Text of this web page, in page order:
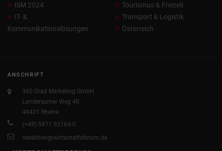
ISM 2024
IT- &
Kommunikationslösungen
Tourismus & Freizeit
Transport & Logistik
Österreich
ANSCHRIFT
360 Grad Marketing GmbH
Landersumer Weg 40
48431 Rheine
(+49) 5971 92164-0
redaktion@wirtschaftsforum.de